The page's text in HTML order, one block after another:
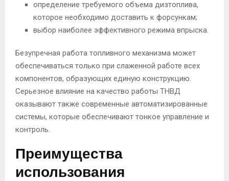
определение требуемого объема дизтоплива,
которое необходимо доставить к форсункам;
выбор наиболее эффективного режима впрыска.
Безупречная работа топливного механизма может
обеспечиваться только при слаженной работе всех
компонентов, образующих единую конструкцию.
Серьезное влияние на качество работы ТНВД
оказывают также современные автоматизированные
системы, которые обеспечивают тонкое управление и
контроль.
Преимущества
использования